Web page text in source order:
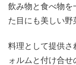
飲み物と食べ物を
た目にも美しい野
料理として提供さ
ォルムと付け合せ